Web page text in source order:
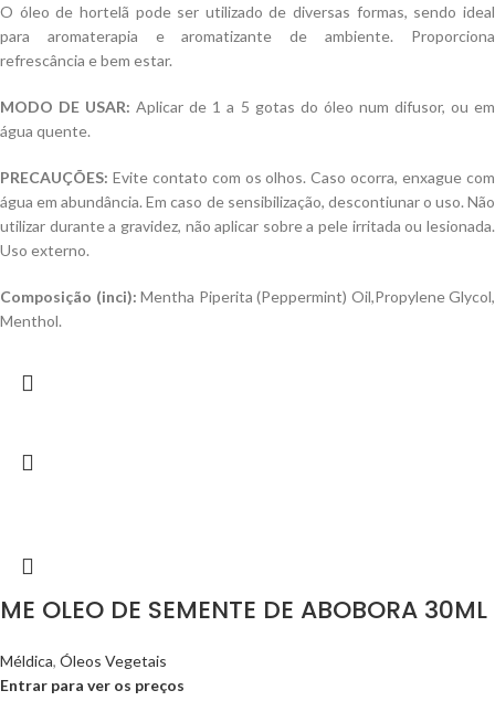
O óleo de hortelã pode ser utilizado de diversas formas, sendo ideal
para aromaterapia e aromatizante de ambiente. Proporciona
refrescância e bem estar.
MODO DE USAR:Aplicar de 1 a 5 gotas do óleo num difusor, ou em
água quente.
PRECAUÇÕES: Evite contato com os olhos. Caso ocorra, enxague com
água em abundância. Em caso de sensibilização, descontiunar o uso. Não
utilizar durante a gravidez, não aplicar sobre a pele irritada ou lesionada.
Uso externo.
Composição (inci): Mentha Piperita (Peppermint) Oil,Propylene Glycol,
Menthol.
ME OLEO DE SEMENTE DE ABOBORA 30ML
Méldica, Óleos Vegetais
Entrar para ver os preços